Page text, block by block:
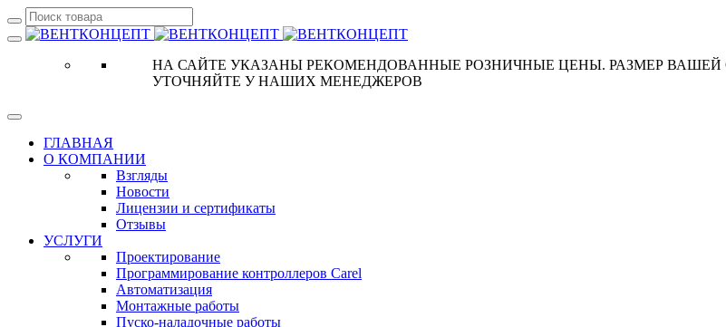
НА САЙТЕ УКАЗАНЫ РЕКОМЕНДОВАННЫЕ РОЗНИЧНЫЕ ЦЕНЫ. РАЗМЕР
УТОЧНЯЙТЕ У НАШИХ МЕНЕДЖЕРОВ
ГЛАВНАЯ
О КОМПАНИИ
Взгляды
Новости
Лицензии и сертификаты
Отзывы
УСЛУГИ
Проектирование
Программирование контроллеров Carel
Автоматизация
Монтажные работы
Пуско-наладочные работы